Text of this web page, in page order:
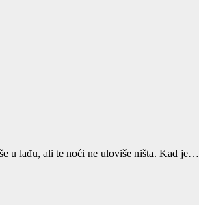
u lađu, ali te noći ne uloviše ništa. Kad je…